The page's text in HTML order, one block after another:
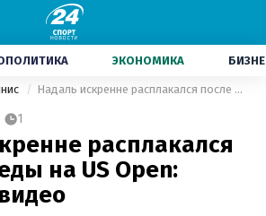
ЭКОНОМИКА
Надаль искренне расплакался после победы на US Open: щемящее видео
1
расплакался
на US Open: